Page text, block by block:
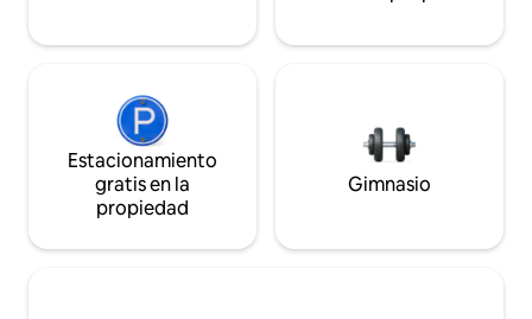
Estacionamiento
gratis en la
propiedad
Gimnasio